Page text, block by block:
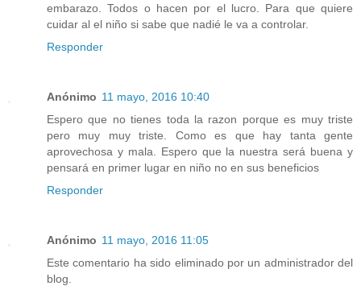
embarazo. Todos o hacen por el lucro. Para que quiere
cuidar al el niño si sabe que nadié le va a controlar.
Responder
Anónimo 11 mayo, 2016 10:40
Espero que no tienes toda la razon porque es muy triste
pero muy muy triste. Como es que hay tanta gente
aprovechosa y mala. Espero que la nuestra será buena y
pensará en primer lugar en niño no en sus beneficios
Responder
Anónimo 11 mayo, 2016 11:05
Este comentario ha sido eliminado por un administrador del
blog.